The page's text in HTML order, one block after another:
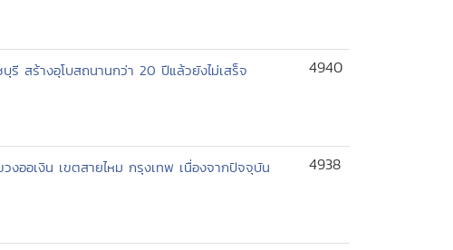
สร้างอุโบสถนานกว่า 20 ปีแล้วยังไม่เสร็จ 4940
อเงิน เขตสายไหม กรุงเทพ เนื่องจากปัจจุบัน
4938